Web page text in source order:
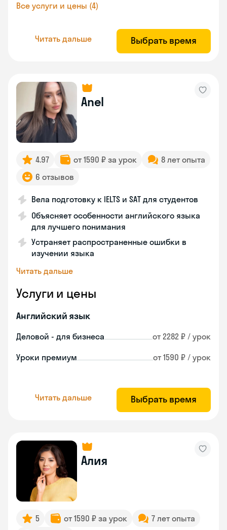
Все услуги и цены (4)
Читать дальше Выбрать время
Anel
4.97 от 1590 ₽ за урок
8 лет опыта
6 отзывов
Вела подготовку к IELTS и SAT для студентов
Объясняет особенности английского языка
для лучшего понимания
Устраняет распространенные ошибки в
изучении языка
Читать дальше
Услуги и цены
Английский язык
Деловой - для бизнеса от 2282 ₽ / урок
Уроки премиум от 1590 ₽ / урок
Читать дальше Выбрать время
Алия
5 от 1590 ₽ за урок
7 лет опыта